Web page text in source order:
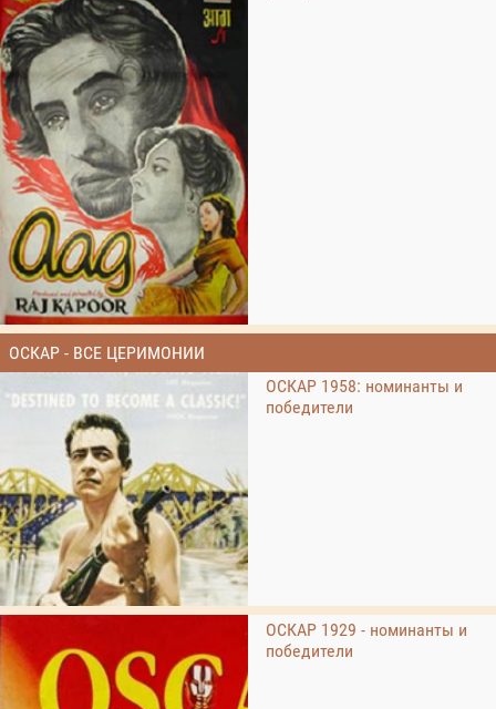
ОСКАР - ВСЕ ЦЕРИМОНИИ
ОСКАР 1958: номинанты и
победители
ОСКАР 1929 - номинанты и
победители